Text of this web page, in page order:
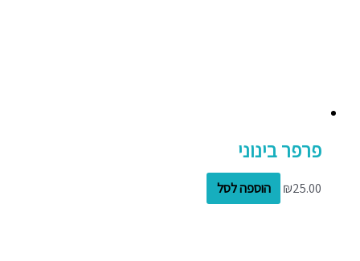
פרפר בינוני
₪25.00 הוספה לסל